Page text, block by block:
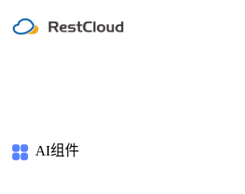
AI组件